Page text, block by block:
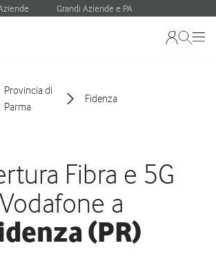
Grandi Aziende e PA
Provincia di
Parma
Fidenza
Fibra e 5G
Vodafone a
(PR)